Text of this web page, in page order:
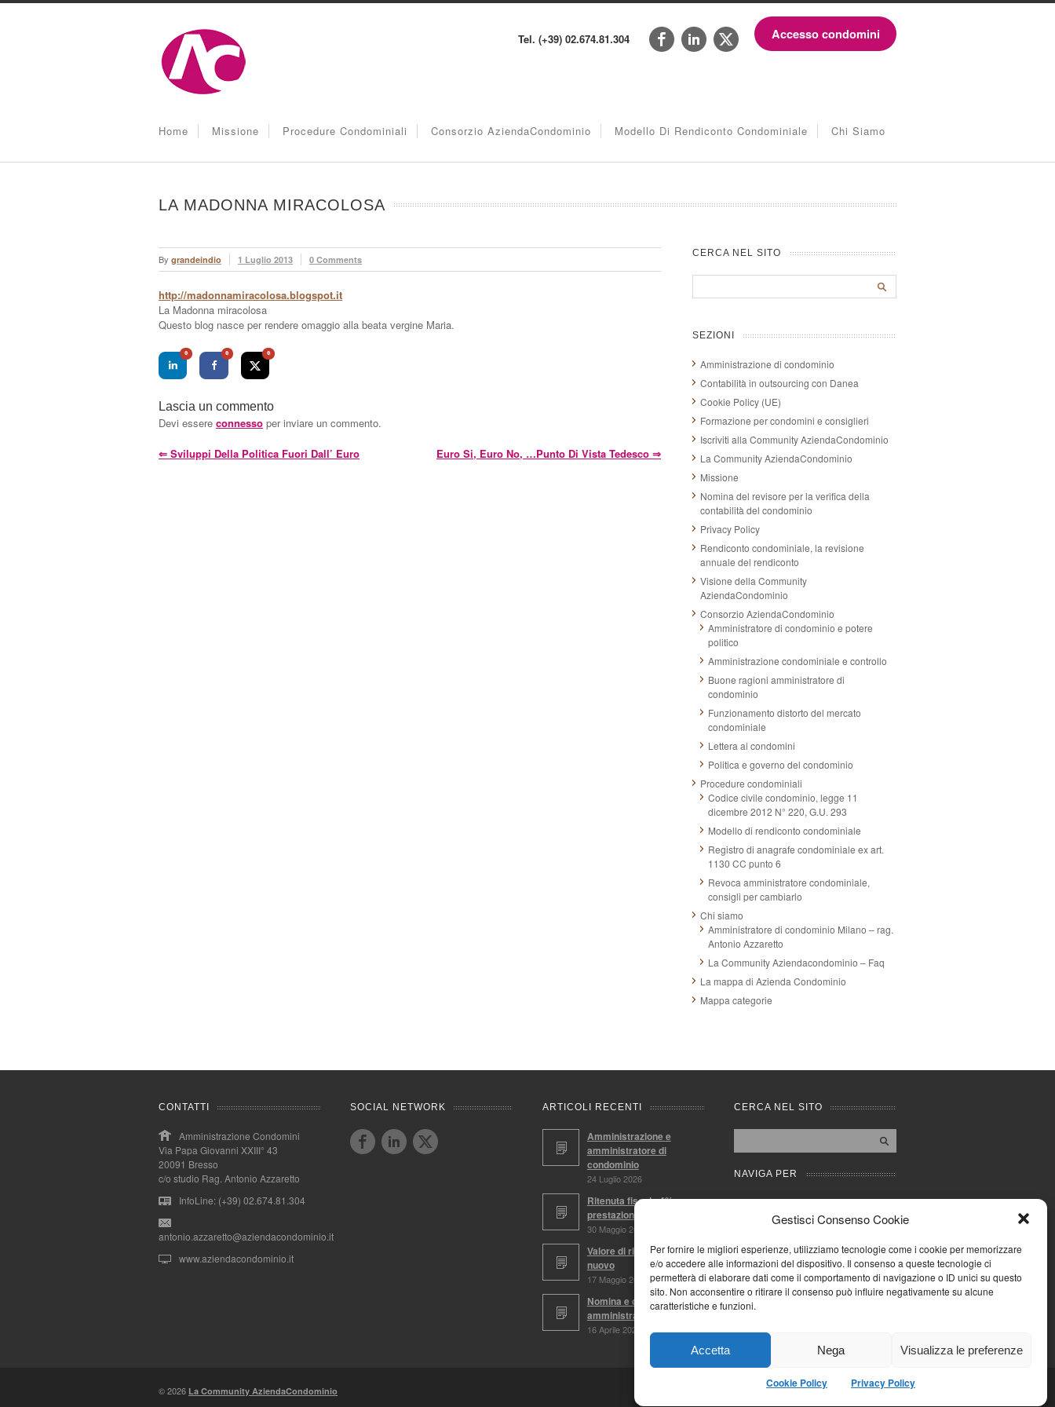
Gestisci Consenso Cookie
Per fornire le migliori esperienze, utilizziamo tecnologie come i cookie per memorizzare
e/o accedere alle informazioni del dispositivo. Il consenso a queste tecnologie ci
permetterà di elaborare dati come il comportamento di navigazione o ID unici su questo
sito. Non acconsentire o ritirare il consenso può influire negativamente su alcune
caratteristiche e funzioni.
Accetta Nega Visualizza le preferenze
Cookie Policy Privacy Policy
Tel. (+39) 02.674.81.304 Accesso condomini
Home Missione Procedure Condominiali Consorzio AziendaCondominio Modello Di Rendiconto Condominiale Chi Siamo
LA MADONNA MIRACOLOSA
By grandeindio 1 Luglio 2013 0 Comments
http://madonnamiracolosa.blogspot.it
La Madonna miracolosa
Questo blog nasce per rendere omaggio alla beata vergine Maria.
0 0 0
Lascia un commento
Devi essere connesso per inviare un commento.
⇐ Sviluppi Della Politica Fuori Dall’ Euro Euro Si, Euro No, …punto Di Vista Tedesco ⇒
CERCA NEL SITO
SEZIONI
Amministrazione di condominio
Contabilità in outsourcing con Danea
Cookie Policy (UE)
Formazione per condomini e consiglieri
Iscriviti alla Community AziendaCondominio
La Community AziendaCondominio
Missione
Nomina del revisore per la verifica della
contabilità del condominio
Privacy Policy
Rendiconto condominiale, la revisione
annuale del rendiconto
Visione della Community
AziendaCondominio
Consorzio AziendaCondominio
Amministratore di condominio e potere
politico
Amministrazione condominiale e controllo
Buone ragioni amministratore di
condominio
Funzionamento distorto del mercato
condominiale
Lettera ai condomini
Politica e governo del condominio
Procedure condominiali
Codice civile condominio, legge 11
dicembre 2012 N° 220, G.U. 293
Modello di rendiconto condominiale
Registro di anagrafe condominiale ex art.
1130 CC punto 6
Revoca amministratore condominiale,
consigli per cambiarlo
Chi siamo
Amministratore di condominio Milano – rag.
Antonio Azzaretto
La Community Aziendacondominio – Faq
La mappa di Azienda Condominio
Mappa categorie
CONTATTI
Amministrazione Condomini
Via Papa Giovanni XXIII° 43
20091 Bresso
c/o studio Rag. Antonio Azzaretto
InfoLine: (+39) 02.674.81.304
antonio.azzaretto@aziendacondominio.it
www.aziendacondominio.it
SOCIAL NETWORK ARTICOLI RECENTI
Amministrazione e
amministratore di
condominio
24 Luglio 2026
Ritenuta fiscale 4%,
prestazioni soggette
30 Maggio 2026
Valore di ricostruzione a
nuovo
17 Maggio 2026
Nomina e conferma
amministratore
16 Aprile 2026
CERCA NEL SITO
NAVIGA PER
Mappa completa
Mappa categorie
Privacy Policy
Forum
Iscriviti alla Community
AziendaCondominio
© 2026 La Community AziendaCondominio